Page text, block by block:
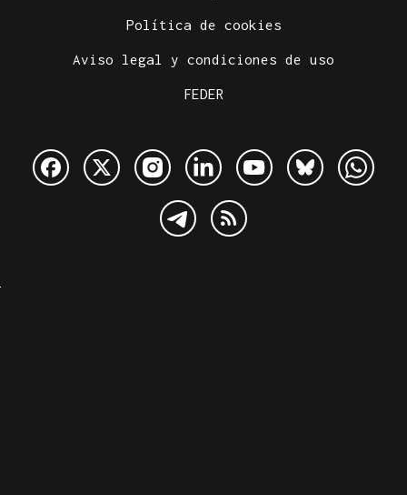
Política de cookies
Aviso legal y condiciones de uso
FEDER